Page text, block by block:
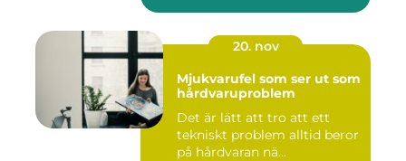
20. nov
Mjukvarufel som ser ut som
hårdvaruproblem
Det är lätt att tro att ett
tekniskt problem alltid beror
på hårdvaran nä...